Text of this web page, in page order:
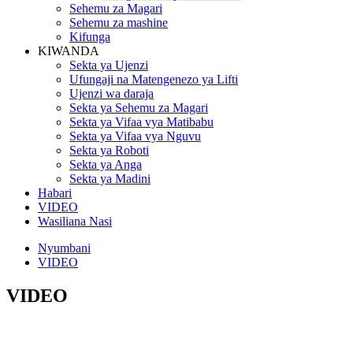
Sehemu za Magari
Sehemu za mashine
Kifunga
KIWANDA
Sekta ya Ujenzi
Ufungaji na Matengenezo ya Lifti
Ujenzi wa daraja
Sekta ya Sehemu za Magari
Sekta ya Vifaa vya Matibabu
Sekta ya Vifaa vya Nguvu
Sekta ya Roboti
Sekta ya Anga
Sekta ya Madini
Habari
VIDEO
Wasiliana Nasi
Nyumbani
VIDEO
VIDEO